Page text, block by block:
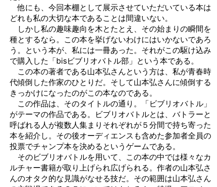
他にも、今回本棚として展示させていただいている本は
どれも私の大切な本であることは間違いない。
しかし私の趣味趣向を木とたとえ、その始まりの瞬間を
種とするなら。この本を挙げないわけにはいかないであろ
う。という本が、私には一冊あった。それがこの駆け込み
で購入した「bisビブリオバトル部」という本である。
この本の著者である山本弘さんという方は、私が青春時
代傾倒した作家のひとりだ。そして山本弘さんに傾倒する
きっかけになったのがこの本なのである。
この作品は、そのタイトルの通り。「ビブリオバトル」
がテーマの作品である。ビブリオバトルとは、バトラーと
呼ばれる人が複数人集まりそれぞれが５分間で持ち寄った
本を紹介し。その後オーディエンスも含めた参加者全員の
投票でチャンプ本を決めるというゲームである。
そのビブリオバトルを用いて、この本の中では様々なカ
ルチャー書籍が取り上げられ広げられる。作者の山本弘さ
んのオタク的な見識がなせる技だ。その範囲は山本弘さん